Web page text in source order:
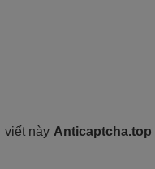
viết này Anticaptcha.top